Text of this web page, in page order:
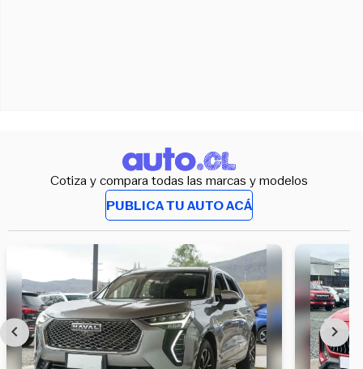
Cotiza y compara todas las marcas y modelos
PUBLICA TU AUTO ACÁ